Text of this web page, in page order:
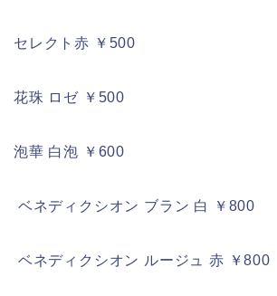
セレクト赤 ￥500
花珠 ロゼ ￥500
泡華 白泡 ￥600
ベネディクシオン ブラン 白 ￥800
ベネディクシオン ルージュ 赤 ￥800